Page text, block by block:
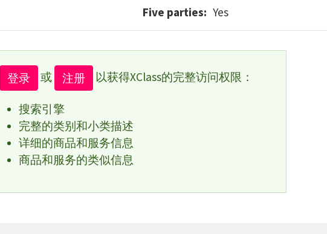
Five parties Yes
登录 或 注册 以获得XClass的完整访问权限：
搜索引擎
完整的类别和小类描述
详细的商品和服务信息
商品和服务的类似信息